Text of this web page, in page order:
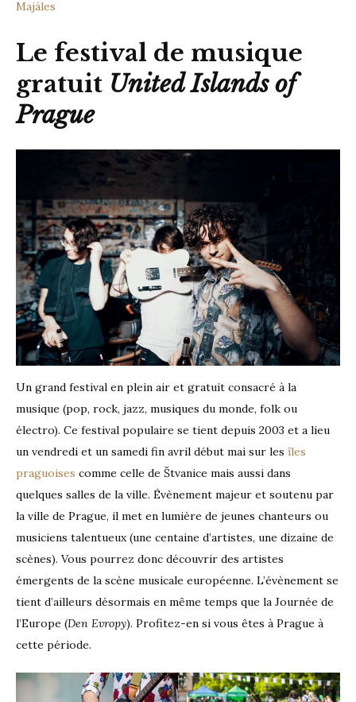
Majáles
Le festival de musique
gratuit United Islands of
Prague
Un grand festival en plein air et gratuit consacré à la
musique (pop, rock, jazz, musiques du monde, folk ou
électro). Ce festival populaire se tient depuis 2003 et a lieu
un vendredi et un samedi fin avril début mai sur les îles
praguoises comme celle de Štvanice mais aussi dans
quelques salles de la ville. Évènement majeur et soutenu par
la ville de Prague, il met en lumière de jeunes chanteurs ou
musiciens talentueux (une centaine d’artistes, une dizaine de
scènes). Vous pourrez donc découvrir des artistes
émergents de la scène musicale européenne. L’évènement se
tient d’ailleurs désormais en même temps que la Journée de
l’Europe (Den Evropy). Profitez-en si vous êtes à Prague à
cette période.